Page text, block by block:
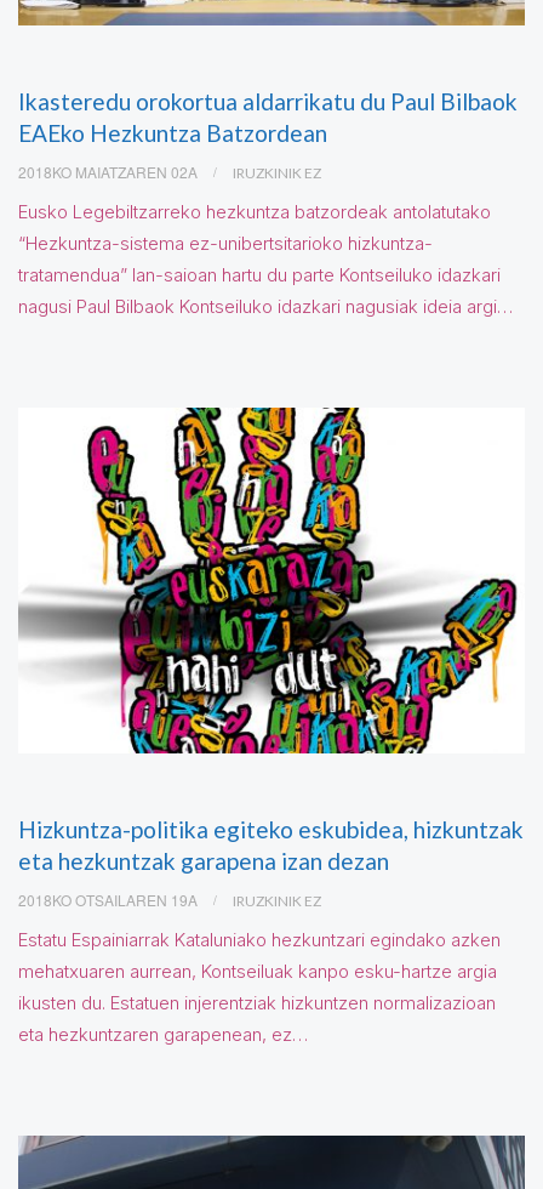
Ikasteredu orokortua aldarrikatu du Paul Bilbaok
EAEko Hezkuntza Batzordean
2018KO MAIATZAREN 02A IRUZKINIK EZ
Eusko Legebiltzarreko hezkuntza batzordeak antolatutako
“Hezkuntza-sistema ez-unibertsitarioko hizkuntza-
tratamendua” lan-saioan hartu du parte Kontseiluko idazkari
nagusi Paul Bilbaok Kontseiluko idazkari nagusiak ideia argi…
Hizkuntza-politika egiteko eskubidea, hizkuntzak
eta hezkuntzak garapena izan dezan
2018KO OTSAILAREN 19A IRUZKINIK EZ
Estatu Espainiarrak Kataluniako hezkuntzari egindako azken
mehatxuaren aurrean, Kontseiluak kanpo esku-hartze argia
ikusten du. Estatuen injerentziak hizkuntzen normalizazioan
eta hezkuntzaren garapenean, ez…